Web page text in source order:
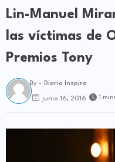
Lin-Manuel
las víctimas de
Premios Tony
By - Diario Inspira
junio 16, 2016 1